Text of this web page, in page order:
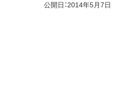
公開日：2014年5月7日